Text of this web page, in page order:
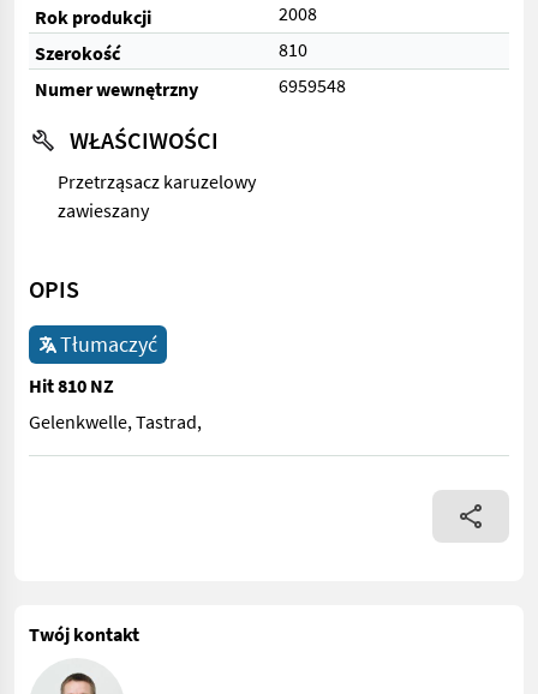
Rok produkcji
2008
Szerokość
810
Numer wewnętrzny
6959548
WŁAŚCIWOŚCI
Przetrząsacz karuzelowy
zawieszany
OPIS
Tłumaczyć
Hit 810 NZ
Gelenkwelle, Tastrad,
Gelenkwelle, Tastrad,
Twój kontakt